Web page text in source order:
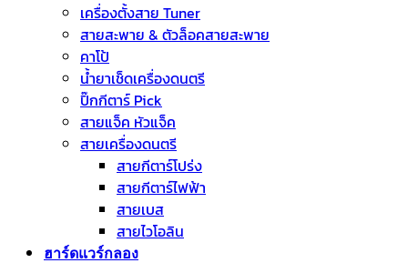
เครื่องตั้งสาย Tuner
สายสะพาย & ตัวล็อคสายสะพาย
คาโป้
น้ำยาเช็ดเครื่องดนตรี
ปิ๊กกีตาร์ Pick
สายแจ็ค หัวแจ็ค
สายเครื่องดนตรี
สายกีตาร์โปร่ง
สายกีตาร์ไฟฟ้า
สายเบส
สายไวโอลิน
ฮาร์ดแวร์กลอง